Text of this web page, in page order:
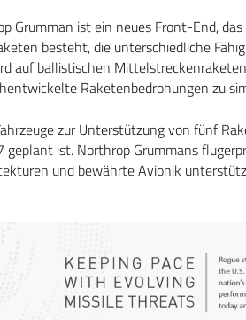
Grumman ist ein neues Front-End,
besteht, die unterschiedliche
auf ballistischen
Raketenbedrohungen zu
zur Unterstützung von fünf
ist. Northrop Grummans
und bewährte Avionik